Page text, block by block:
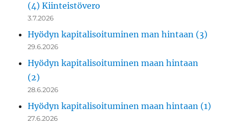
(4) Kiinteistövero
3.7.2026
Hyödyn kapitalisoituminen man hintaan (3)
29.6.2026
Hyödyn kapitalisoituminen maan hintaan
(2)
28.6.2026
Hyödyn kapitalisoituminen maan hintaan (1)
27.6.2026